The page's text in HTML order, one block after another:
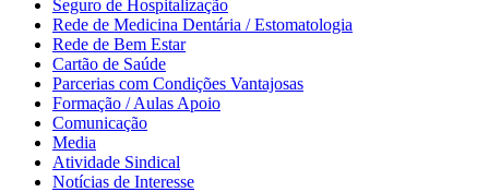
Seguro de Hospitalização
Rede de Medicina Dentária / Estomatologia
Rede de Bem Estar
Cartão de Saúde
Parcerias com Condições Vantajosas
Formação / Aulas Apoio
Comunicação
Media
Atividade Sindical
Notícias de Interesse